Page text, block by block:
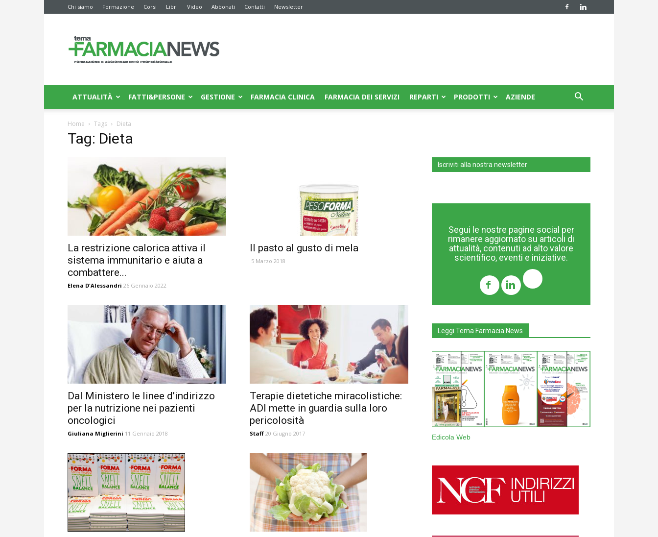
Chi siamo Formazione Corsi Libri Video Abbonati Contatti Newsletter
News
ATTUALITÀ FATTI&PERSONE GESTIONE FARMACIA CLINICA FARMACIA DEI SERVIZI REPARTI PRODOTTI AZIENDE
Home Tags Dieta
Tag: Dieta
La restrizione calorica attiva il
sistema immunitario e aiuta a
combattere...
Elena D'Alessandri 26 Gennaio 2022
Il pasto al gusto di mela
5 Marzo 2018
Dal Ministero le linee d’indirizzo
per la nutrizione nei pazienti
oncologici
Giuliana Miglierini 11 Gennaio 2018
Terapie dietetiche miracolistiche:
ADI mette in guardia sulla loro
pericolosità
Staff 20 Giugno 2017
Iscriviti alla nostra newsletter
Segui le nostre pagine social per
rimanere aggiornato su articoli di
attualità, contenuti ad alto valore
scientifico, eventi e iniziative.
Leggi Tema Farmacia News
Edicola Web